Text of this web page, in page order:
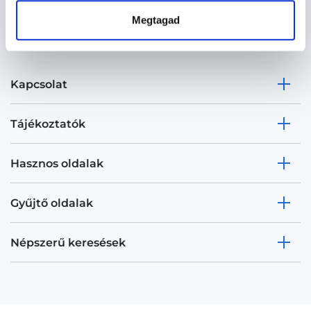
Megtagad
Kapcsolat
Tájékoztatók
Hasznos oldalak
Gyűjtő oldalak
Népszerű keresések